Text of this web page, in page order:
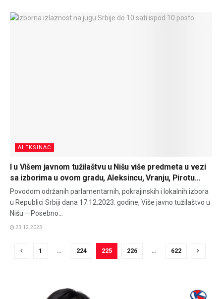
ALEKSINAC
I u Višem javnom tužilaštvu u Nišu više predmeta u vezi
sa izborima u ovom gradu, Aleksincu, Vranju, Pirotu…
Povodom održanih parlamentarnih, pokrajinskih i lokalnih izbora
u Republici Srbiji dana 17.12.2023. godine, Više javno tužilaštvo u
Nišu – Posebno...
23.12.2023.
1 … 224 225 226 … 622